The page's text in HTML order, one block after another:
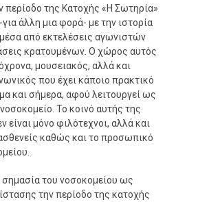
περίοδο της Κατοχής «Η Σωτηρία»
για άλλη μια φορά- με την ιστορία
από εκτελέσεις αγωνιστών
κρατουμένων. Ο χώρος αυτός
μουσειακός, αλλά και
που έχει κάποιο πρακτικό
και σήμερα, αφού λειτουργεί ως
Το κοινό αυτής της
είναι μόνο φιλότεχνοι, αλλά και
ασθενείς καθώς και το προσωπικό
σημασία του νοσοκομείου ως
την περίοδο της κατοχής